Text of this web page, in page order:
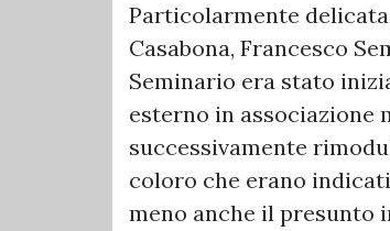
Particolarmente
Casabona, Francesco
Seminario era stato
esterno in associazione
successivamente
coloro che erano
meno anche il presunto